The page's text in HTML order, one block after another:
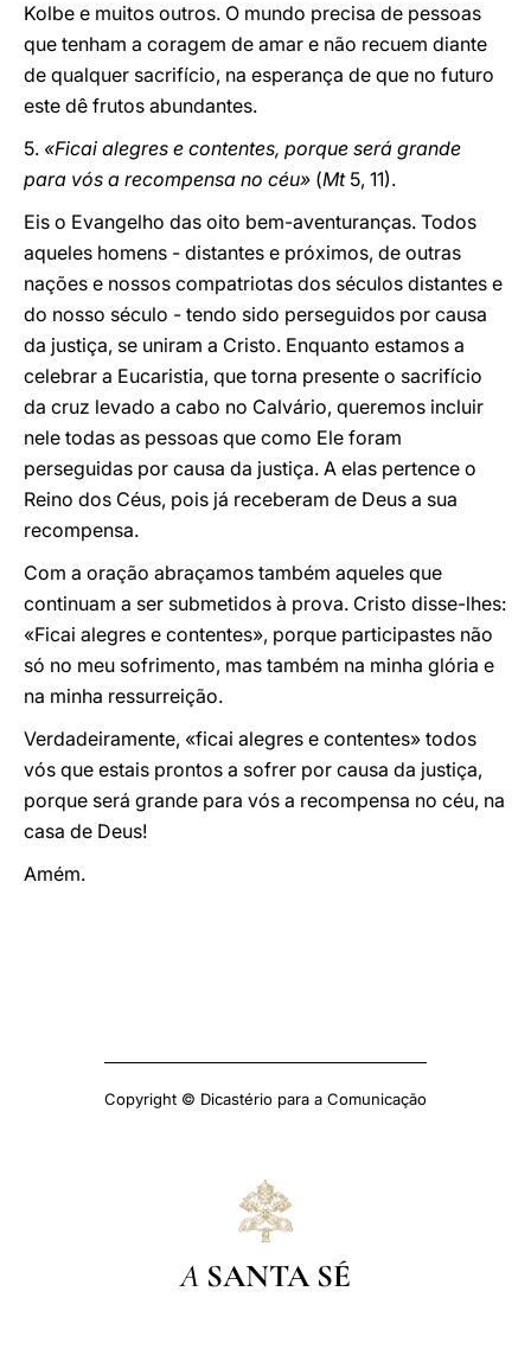
Kolbe e muitos outros. O mundo precisa de pessoas
que tenham a coragem de amar e não recuem diante
de qualquer sacrifício, na esperança de que no futuro
este dê frutos abundantes.
5. «Ficai alegres e contentes, porque será grande
para vós a recompensa no céu» (Mt 5, 11).
Eis o Evangelho das oito bem-aventuranças. Todos
aqueles homens - distantes e próximos, de outras
nações e nossos compatriotas dos séculos distantes e
do nosso século - tendo sido perseguidos por causa
da justiça, se uniram a Cristo. Enquanto estamos a
celebrar a Eucaristia, que torna presente o sacrifício
da cruz levado a cabo no Calvário, queremos incluir
nele todas as pessoas que como Ele foram
perseguidas por causa da justiça. A elas pertence o
Reino dos Céus, pois já receberam de Deus a sua
recompensa.
Com a oração abraçamos também aqueles que
continuam a ser submetidos à prova. Cristo disse-lhes:
«Ficai alegres e contentes», porque participastes não
só no meu sofrimento, mas também na minha glória e
na minha ressurreição.
Verdadeiramente, «ficai alegres e contentes» todos
vós que estais prontos a sofrer por causa da justiça,
porque será grande para vós a recompensa no céu, na
casa de Deus!
Amém.
Copyright © Dicastério para a Comunicação
A SANTA SÉ